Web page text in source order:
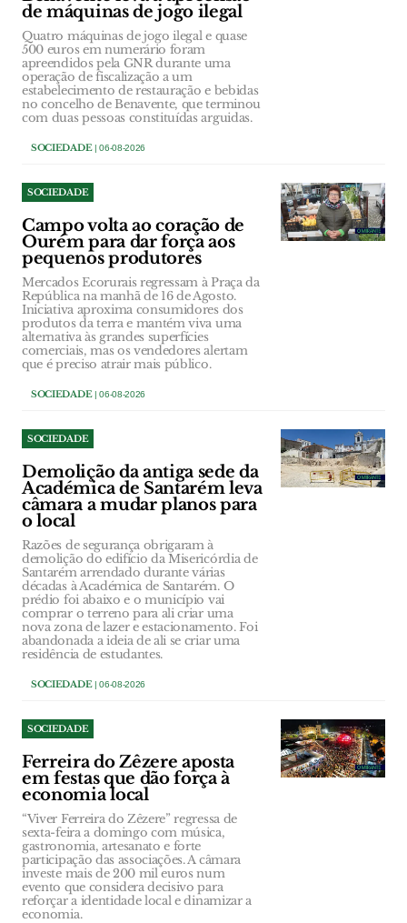
de máquinas de jogo ilegal
Quatro máquinas de jogo ilegal e quase
500 euros em numerário foram
apreendidos pela GNR durante uma
operação de fiscalização a um
estabelecimento de restauração e bebidas
no concelho de Benavente, que terminou
com duas pessoas constituídas arguidas.
SOCIEDADE| 06-08-2026
SOCIEDADE
Campo volta ao coração de
Ourém para dar força aos
pequenos produtores
Mercados Ecorurais regressam à Praça da
República na manhã de 16 de Agosto.
Iniciativa aproxima consumidores dos
produtos da terra e mantém viva uma
alternativa às grandes superfícies
comerciais, mas os vendedores alertam
que é preciso atrair mais público.
SOCIEDADE| 06-08-2026
SOCIEDADE
Demolição da antiga sede da
Académica de Santarém leva
câmara a mudar planos para
o local
Razões de segurança obrigaram à
demolição do edifício da Misericórdia de
Santarém arrendado durante várias
décadas à Académica de Santarém. O
prédio foi abaixo e o município vai
comprar o terreno para ali criar uma
nova zona de lazer e estacionamento. Foi
abandonada a ideia de ali se criar uma
residência de estudantes.
SOCIEDADE| 06-08-2026
SOCIEDADE
Ferreira do Zêzere aposta
em festas que dão força à
economia local
“Viver Ferreira do Zêzere” regressa de
sexta-feira a domingo com música,
gastronomia, artesanato e forte
participação das associações. A câmara
investe mais de 200 mil euros num
evento que considera decisivo para
reforçar a identidade local e dinamizar a
economia.